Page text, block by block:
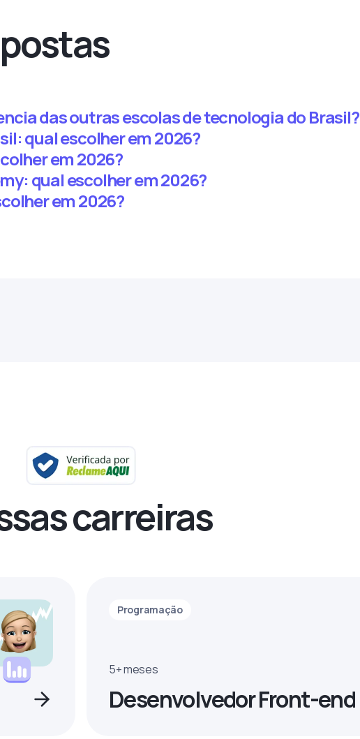
das outras escolas de tecnologia do Brasil?
qual escolher em 2026?
em 2026?
qual escolher em 2026?
em 2026?
carreiras
Programação
5+ meses
Desenvolvedor Front-end